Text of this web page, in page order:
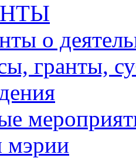
о
гранты,
мэрии